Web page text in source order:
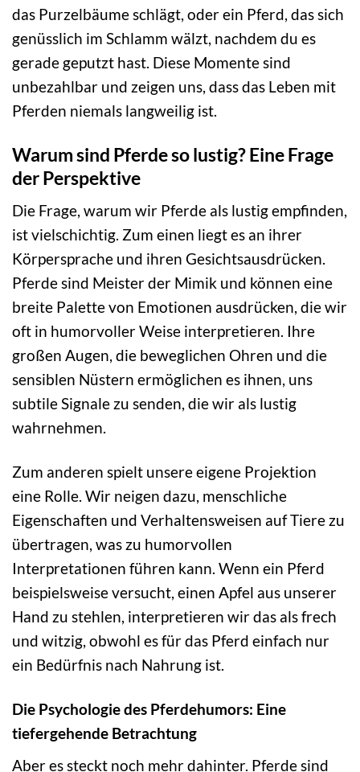
das Purzelbäume schlägt, oder ein Pferd, das sich
genüsslich im Schlamm wälzt, nachdem du es
gerade geputzt hast. Diese Momente sind
unbezahlbar und zeigen uns, dass das Leben mit
Pferden niemals langweilig ist.
Warum sind Pferde so lustig? Eine Frage
der Perspektive
Die Frage, warum wir Pferde als lustig empfinden,
ist vielschichtig. Zum einen liegt es an ihrer
Körpersprache und ihren Gesichtsausdrücken.
Pferde sind Meister der Mimik und können eine
breite Palette von Emotionen ausdrücken, die wir
oft in humorvoller Weise interpretieren. Ihre
großen Augen, die beweglichen Ohren und die
sensiblen Nüstern ermöglichen es ihnen, uns
subtile Signale zu senden, die wir als lustig
wahrnehmen.
Zum anderen spielt unsere eigene Projektion
eine Rolle. Wir neigen dazu, menschliche
Eigenschaften und Verhaltensweisen auf Tiere zu
übertragen, was zu humorvollen
Interpretationen führen kann. Wenn ein Pferd
beispielsweise versucht, einen Apfel aus unserer
Hand zu stehlen, interpretieren wir das als frech
und witzig, obwohl es für das Pferd einfach nur
ein Bedürfnis nach Nahrung ist.
Die Psychologie des Pferdehumors: Eine
tiefergehende Betrachtung
Aber es steckt noch mehr dahinter. Pferde sind